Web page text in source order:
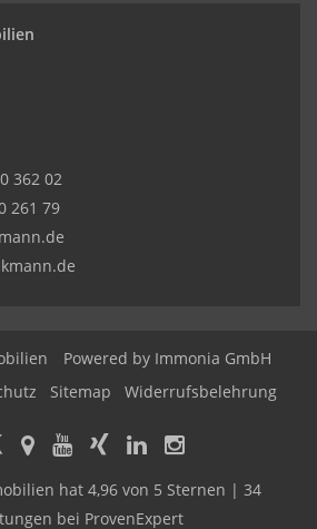
362 02
261 79
Powered by Immonia GmbH
Sitemap Widerrufsbelehrung
hat 4,96 von 5 Sternen | 34
bei ProvenExpert